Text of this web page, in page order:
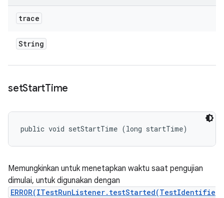
trace
String
setStartTime
public void setStartTime (long startTime)
Memungkinkan untuk menetapkan waktu saat pengujian
dimulai, untuk digunakan dengan
ERROR(ITestRunListener.testStarted(TestIdentifie